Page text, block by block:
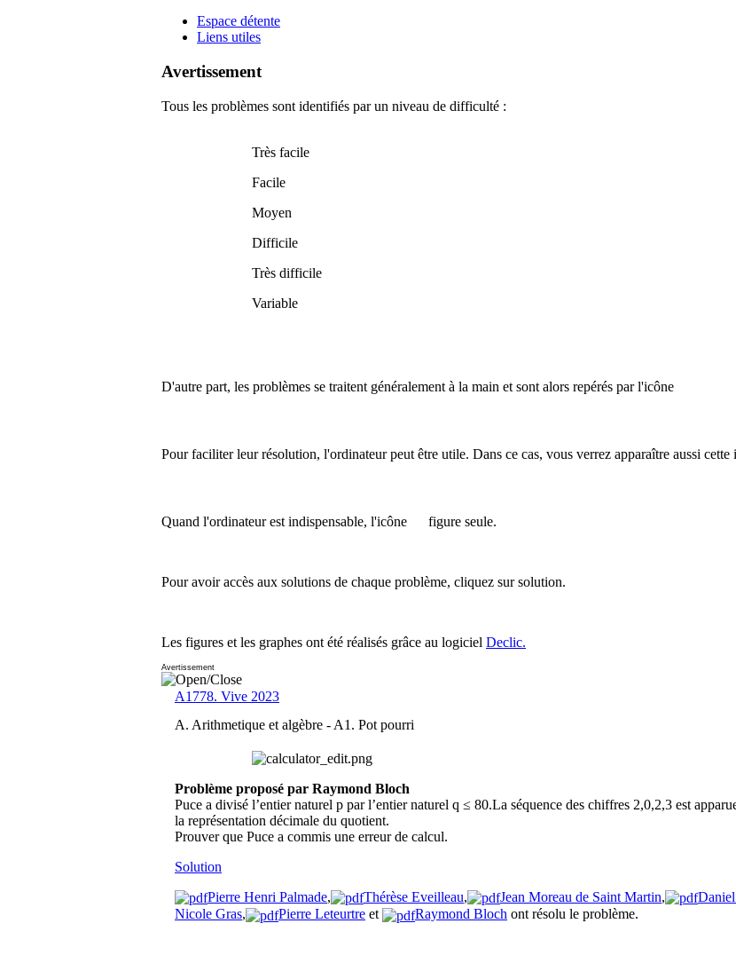
Espace détente
Liens utiles
Avertissement
Tous les problèmes sont identifiés par un niveau de difficulté :
Très facile
Facile
Moyen
Difficile
Très difficile
Variable
D'autre part, les problèmes se traitent généralement à la main et sont alors repérés par l'icône
Pour faciliter leur résolution, l'ordinateur peut être utile. Dans ce cas, vous verrez apparaître aussi cette
Quand l'ordinateur est indispensable, l'icône figure seule.
Pour avoir accès aux solutions de chaque problème, cliquez sur solution.
Les figures et les graphes ont été réalisés grâce au logiciel Declic.
Avertissement
A1778. Vive 2023
A. Arithmetique et algèbre - A1. Pot pourri
Problème proposé par Raymond Bloch
Puce a divisé l’entier naturel p par l’entier naturel q ≤ 80.La séquence des chiffres 2,0,2,3 est
la représentation décimale du quotient.
Prouver que Puce a commis une erreur de calcul.
Solution
Pierre Henri Palmade, Thérèse Eveilleau, Jean Moreau de Saint Martin,
Nicole Gras, Pierre Leteurtre et Raymond Bloch ont résolu le problème.